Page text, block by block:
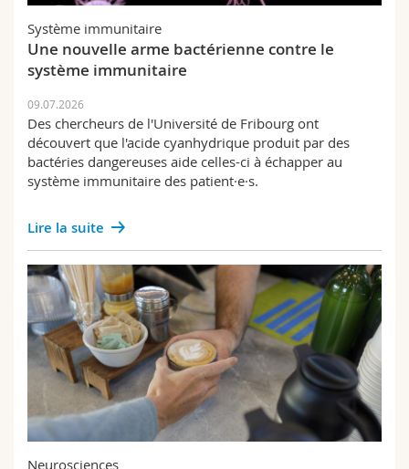
Interfacultaire
Doctorants
Programme des cours
MyUnifr
Système immunitaire
Une nouvelle arme bactérienne contre le
système immunitaire
09.07.2026
Des chercheurs de l'Université de Fribourg ont
découvert que l'acide cyanhydrique produit par des
bactéries dangereuses aide celles-ci à échapper au
système immunitaire des patient·e·s.
Lire la suite
Neurosciences